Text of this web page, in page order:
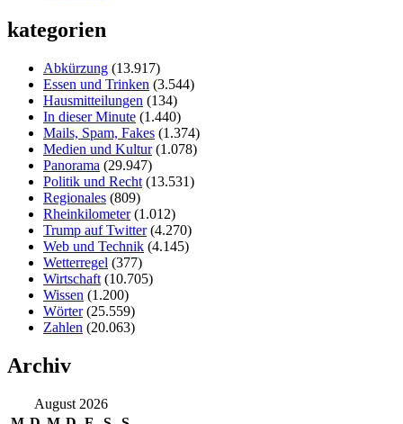
kategorien
Abkürzung (13.917)
Essen und Trinken (3.544)
Hausmitteilungen (134)
In dieser Minute (1.440)
Mails, Spam, Fakes (1.374)
Medien und Kultur(1.078)
Panorama (29.947)
Politik und Recht (13.531)
Regionales (809)
Rheinkilometer(1.012)
Trump auf Twitter(4.270)
Web und Technik (4.145)
Wetterregel (377)
Wirtschaft (10.705)
Wissen (1.200)
Wörter(25.559)
Zahlen (20.063)
Archiv
August 2026